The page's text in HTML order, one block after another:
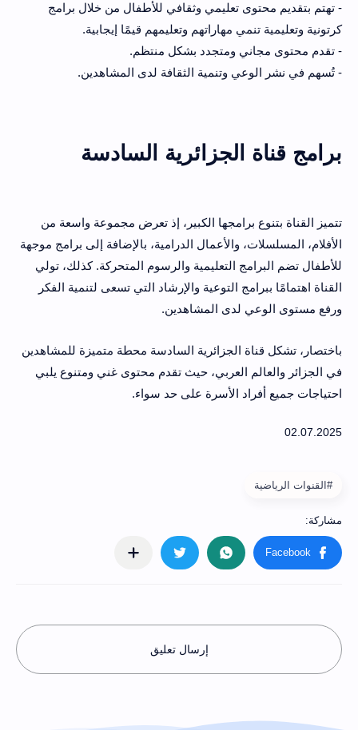
- تهتم بتقديم محتوى تعليمي وثقافي للأطفال من خلال برامج
كرتونية وتعليمية تنمي مهاراتهم وتعليمهم قيمًا إيجابية.
- تقدم محتوى مجاني ومتجدد بشكل منتظم.
- تُسهم في نشر الوعي وتنمية الثقافة لدى المشاهدين.
برامج قناة الجزائرية السادسة
تتميز القناة بتنوع برامجها الكبير، إذ تعرض مجموعة واسعة من
الأفلام، المسلسلات، والأعمال الدرامية، بالإضافة إلى برامج موجهة
للأطفال تضم البرامج التعليمية والرسوم المتحركة. كذلك، تولي
القناة اهتمامًا ببرامج التوعية والإرشاد التي تسعى لتنمية الفكر
ورفع مستوى الوعي لدى المشاهدين.
باختصار، تشكل قناة الجزائرية السادسة محطة متميزة للمشاهدين
في الجزائر والعالم العربي، حيث تقدم محتوى غني ومتنوع يلبي
احتياجات جميع أفراد الأسرة على حد سواء.
#القنوات الرياضية
إرسال تعليق